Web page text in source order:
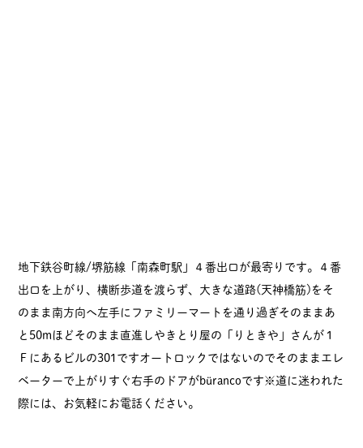
地下鉄谷町線/堺筋線「南森町駅」４番出口が最寄りです。４番
出口を上がり、横断歩道を渡らず、大きな道路(天神橋筋)をそ
のまま南方向へ左手にファミリーマートを通り過ぎそのままあ
と50mほどそのまま直進しやきとり屋の「りときや」さんが１
Ｆにあるビルの301ですオートロックではないのでそのままエレ
ベーターで上がりすぐ右手のドアがbürancoです※道に迷われた
際には、お気軽にお電話ください。